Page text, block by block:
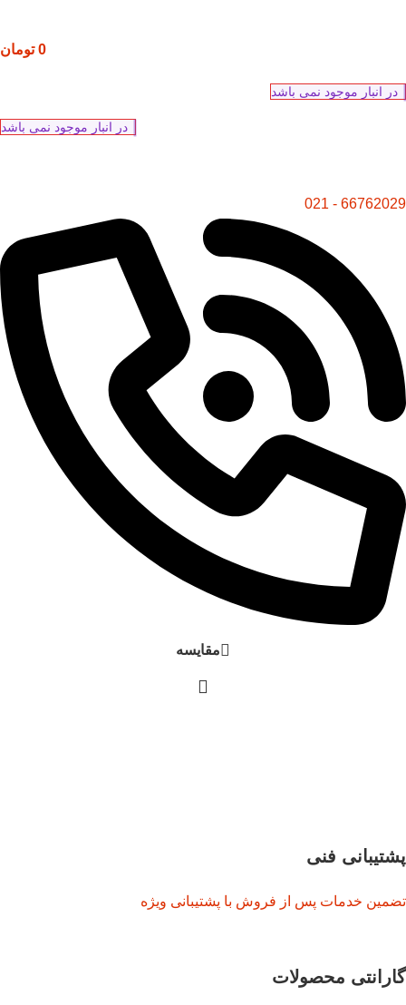
0 تومان
در انبار موجود نمی باشد
در انبار موجود نمی باشد
66762029 - 021
مقایسه
پشتیبانی فنی
تضمین خدمات پس از فروش با پشتیبانی ویژه
گارانتی محصولات